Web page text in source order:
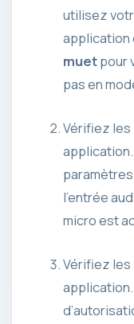
utilisez
application
muetpour
pas en
Vérifiez les
l’entrée
micro est
Vérifiez